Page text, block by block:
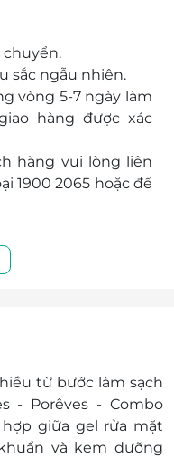
da.
tạo bọt nhẹ làm
nhẹ và kem chống
ẩm tự nhiên.
Ô-liu, Kỷ tử, Trà
Prebiotic; trái
thoáng và mướt
và chu trình chăm
chuyển.
sắc ngẫu nhiên.
vòng 5-7 ngày làm
hàng được xác
hàng vui lòng liên
1900 2065 hoặc để
từ bước làm sạch
- Porêves - Combo
giữa gel rửa mặt
và kem dưỡng